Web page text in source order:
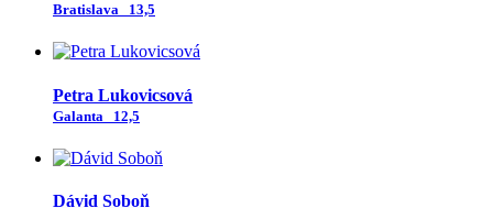
Bratislava 13,5
Petra Lukovicsová
Galanta 12,5
Dávid Soboň